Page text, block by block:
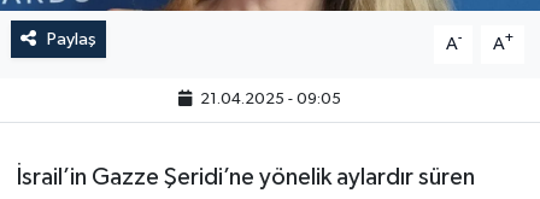
Paylaş A- A+
21.04.2025 - 09:05
İsrail’in Gazze Şeridi’ne yönelik aylardır süren